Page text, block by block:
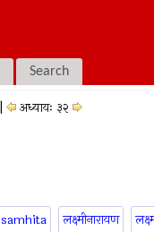
Search
अध्यायः ३२
samhita लक्ष्मीनारायण